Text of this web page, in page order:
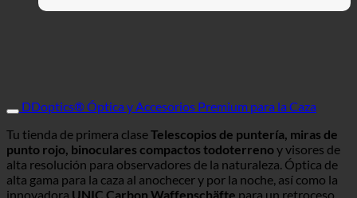
DDoptics® Óptica y Accesorios Premium para la Caza
Tu tienda de primera claseTelescopios de puntería, miras de
punto rojo, binoculares compactos todoterrenoy visores de
alta resolución para observadores de la naturaleza. Óptica de
alta gama para la caza al anochecer y por la noche, así como la
innovadora UNIC Carbon Waffenschäfte para un retroceso